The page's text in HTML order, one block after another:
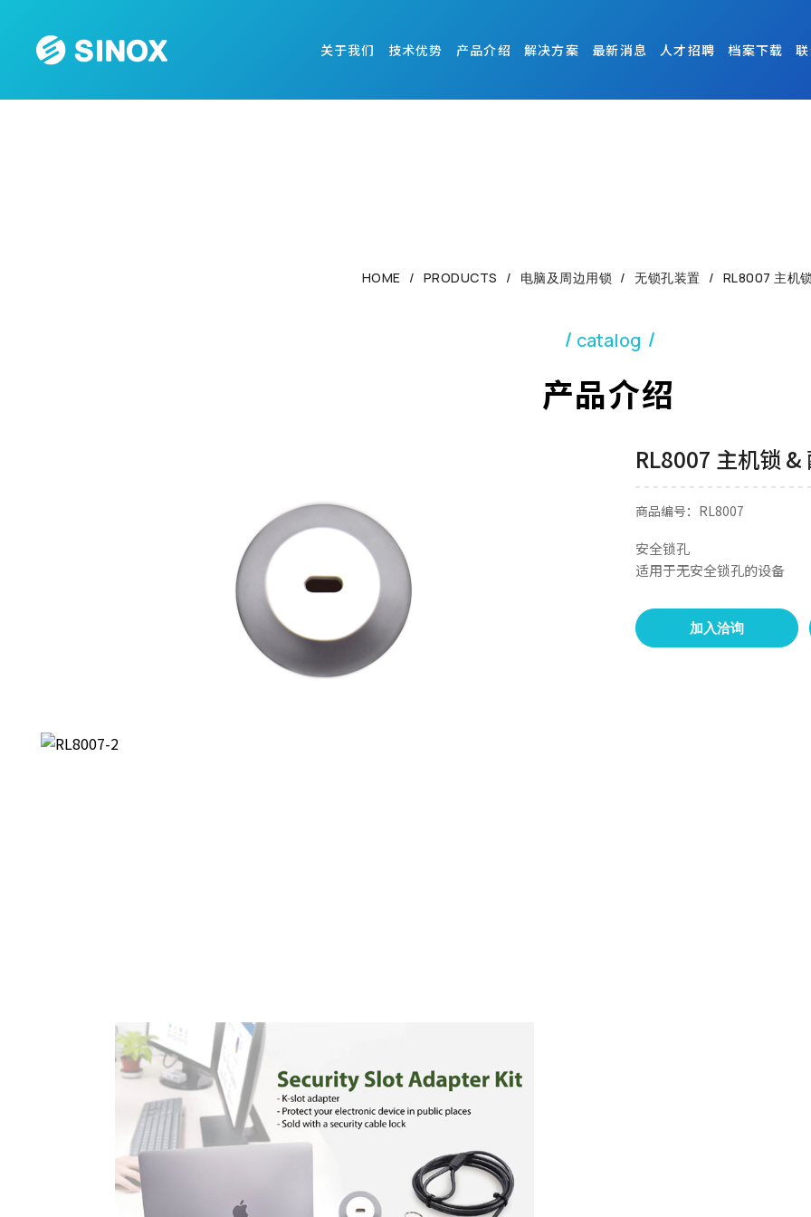
关于我们 技术优势 产品介绍 解决方案 最新消息 人才招聘 档案下载
HOME PRODUCTS 电脑及周边用锁 无锁孔装置 RL8007 主机
catalog
产品介绍
RL8007 主机锁 &
商品编号：RL8007
安全锁孔
适用于无安全锁孔的设备
加入洽询